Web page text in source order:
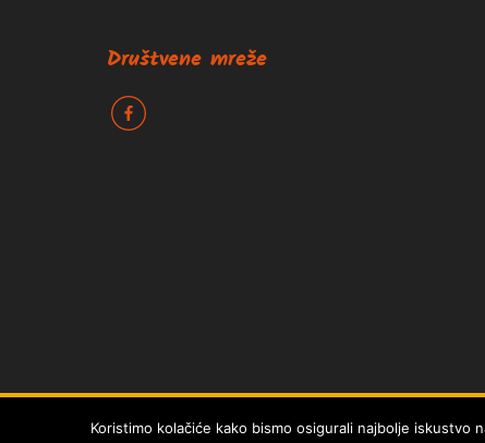
Naša web stranica koristi kolačiće kako bi vam
Društvene mreže
k
Koristimo kolačiće kako bismo osigurali najbolje